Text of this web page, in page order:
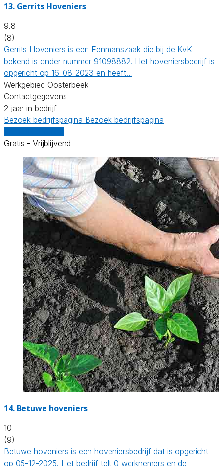
13. Gerrits Hoveniers
9.8
(8)
Gerrits Hoveniers is een Eenmanszaak die bij de KvK
bekend is onder nummer 91098882. Het hoveniersbedrijf is
opgericht op 16-08-2023 en heeft…
Werkgebied Oosterbeek
Contactgegevens
2 jaar in bedrijf
Bezoek bedrijfspagina Bezoek bedrijfspagina
Gratis - Vrijblijvend
14. Betuwe hoveniers
10
(9)
Betuwe hoveniers is een hoveniersbedrijf dat is opgericht
op 05-12-2025. Het bedrijf telt 0 werknemers en de